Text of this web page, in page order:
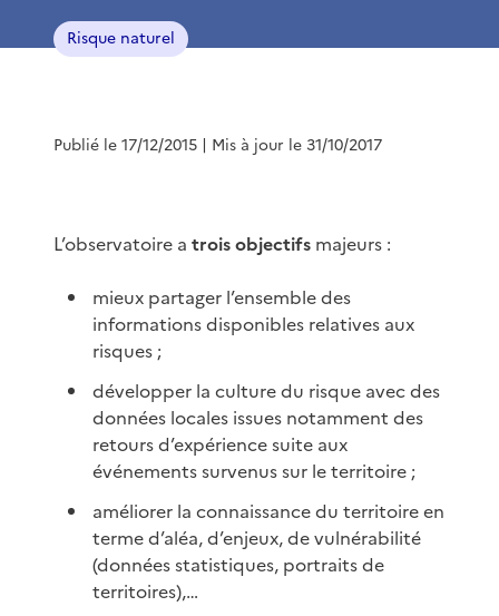
Risque naturel
Publié le 17/12/2015 | Mis à jour le 31/10/2017
L’observatoire a trois objectifs majeurs :
mieux partager l’ensemble des
informations disponibles relatives aux
risques ;
développer la culture du risque avec des
données locales issues notamment des
retours d’expérience suite aux
événements survenus sur le territoire ;
améliorer la connaissance du territoire en
terme d’aléa, d’enjeux, de vulnérabilité
(données statistiques, portraits de
territoires),…